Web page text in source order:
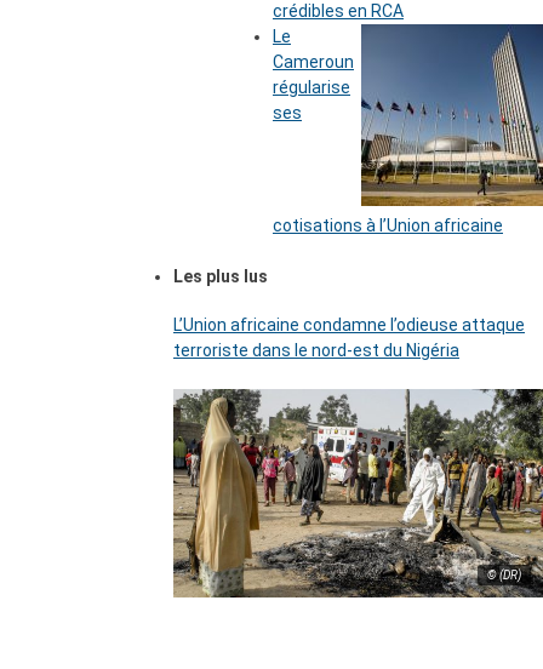
crédibles en RCA
Le
Cameroun
régularise
ses
cotisations à l’Union africaine
Les plus lus
L’Union africaine condamne l’odieuse attaque
terroriste dans le nord-est du Nigéria
© (DR)